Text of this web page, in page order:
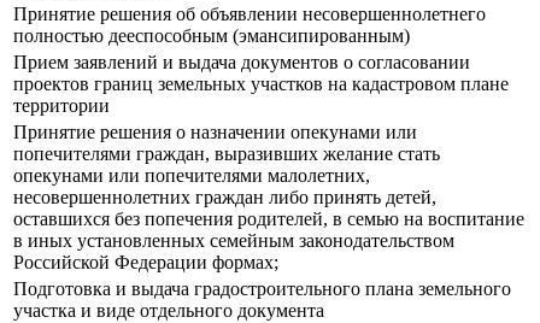
Принятие решения об объявлении несовершеннолетнего
полностью дееспособным (эмансипированным)
Прием заявлений и выдача документов о согласовании
проектов границ земельных участков на кадастровом плане
территории
Принятие решения о назначении опекунами или
попечителями граждан, выразивших желание стать
опекунами или попечителями малолетних,
несовершеннолетних граждан либо принять детей,
оставшихся без попечения родителей, в семью на воспитание
в иных установленных семейным законодательством
Российской Федерации формах;
Подготовка и выдача градостроительного плана земельного
участка и виде отдельного документа